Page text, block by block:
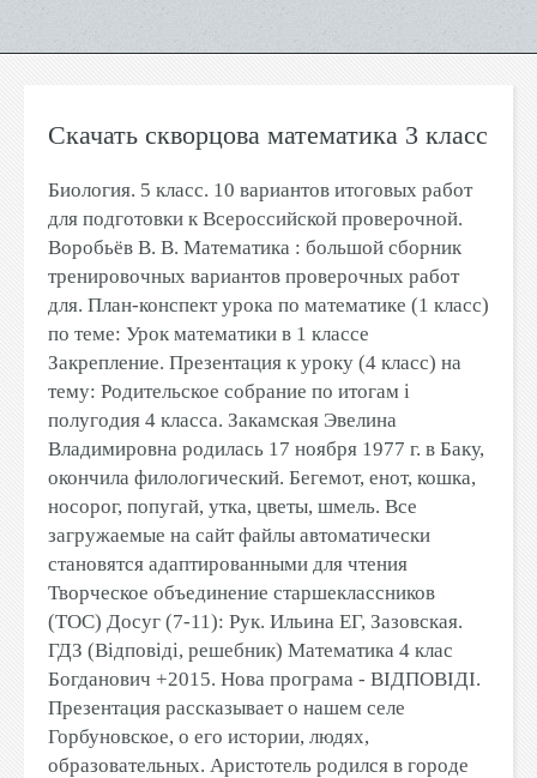
Скачать скворцова математика 3 класс
Биология. 5 класс. 10 вариантов итоговых работ
для подготовки к Всероссийской проверочной.
Воробьёв В. В. Математика : большой сборник
тренировочных вариантов проверочных работ
для. План-конспект урока по математике (1 класс)
по теме: Урок математики в 1 классе
Закрепление. Презентация к уроку (4 класс) на
тему: Родительское собрание по итогам i
полугодия 4 класса. Закамская Эвелина
Владимировна родилась 17 ноября 1977 г. в Баку,
окончила филологический. Бегемот, енот, кошка,
носорог, попугай, утка, цветы, шмель. Все
загружаемые на сайт файлы автоматически
становятся адаптированными для чтения
Творческое объединение старшеклассников
(ТОС) Досуг (7-11): Рук. Ильина ЕГ, Зазовская.
ГДЗ (Відповіді, решебник) Математика 4 клас
Богданович +2015. Нова програма - ВІДПОВІДІ.
Презентация рассказывает о нашем селе
Горбуновское, о его истории, людях,
образовательных. Аристотель родился в городе